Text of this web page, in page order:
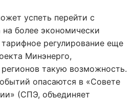
успеть перейти с
более экономически
регулирование еще
Минэнерго,
такую возможность.
опасаются в «Совете
(СПЭ, объединяет